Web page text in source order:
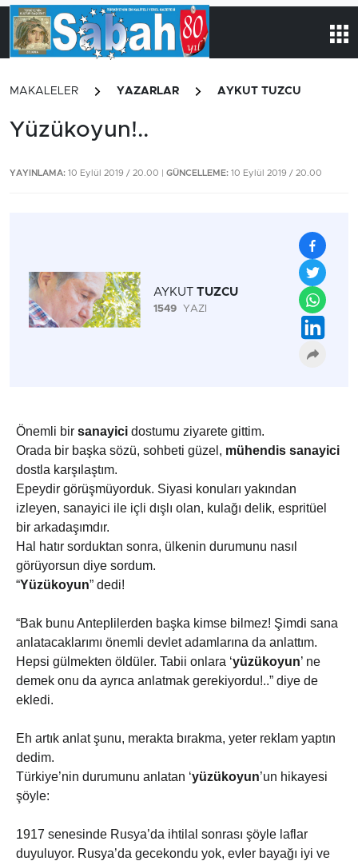
MAKALELER YAZARLAR AYKUT TUZCU
Yüzükoyun!..
YAYINLAMA: 10 Eylül 2019 / 20.00 | GÜNCELLEME: 10 Eylül 2019 / 20.00
AYKUT TUZCU
1549 YAZI
Önemli bir sanayici dostumu ziyarete gittim.
Orada bir başka sözü, sohbeti güzel, mühendis sanayici
dostla karşılaştım.
Epeydir görüşmüyorduk. Siyasi konuları yakından
izleyen, sanayici ile içli dışlı olan, kulağı delik, espritüel
bir arkadaşımdır.
Hal hatır sorduktan sonra, ülkenin durumunu nasıl
görüyorsun diye sordum.
“Yüzükoyun” dedi!
“Bak bunu Anteplilerden başka kimse bilmez! Şimdi sana
anlatacaklarımı önemli devlet adamlarına da anlattım.
Hepsi gülmekten öldüler. Tabii onlara ‘yüzükoyun’ ne
demek onu da ayrıca anlatmak gerekiyordu!..” diye de
ekledi.
Eh artık anlat şunu, merakta bırakma, yeter reklam yaptın
dedim.
Türkiye’nin durumunu anlatan ‘yüzükoyun’un hikayesi
şöyle:
1917 senesinde Rusya’da ihtilal sonrası şöyle laflar
duyuluyor. Rusya’da gecekondu yok, evler bayağı iyi ve